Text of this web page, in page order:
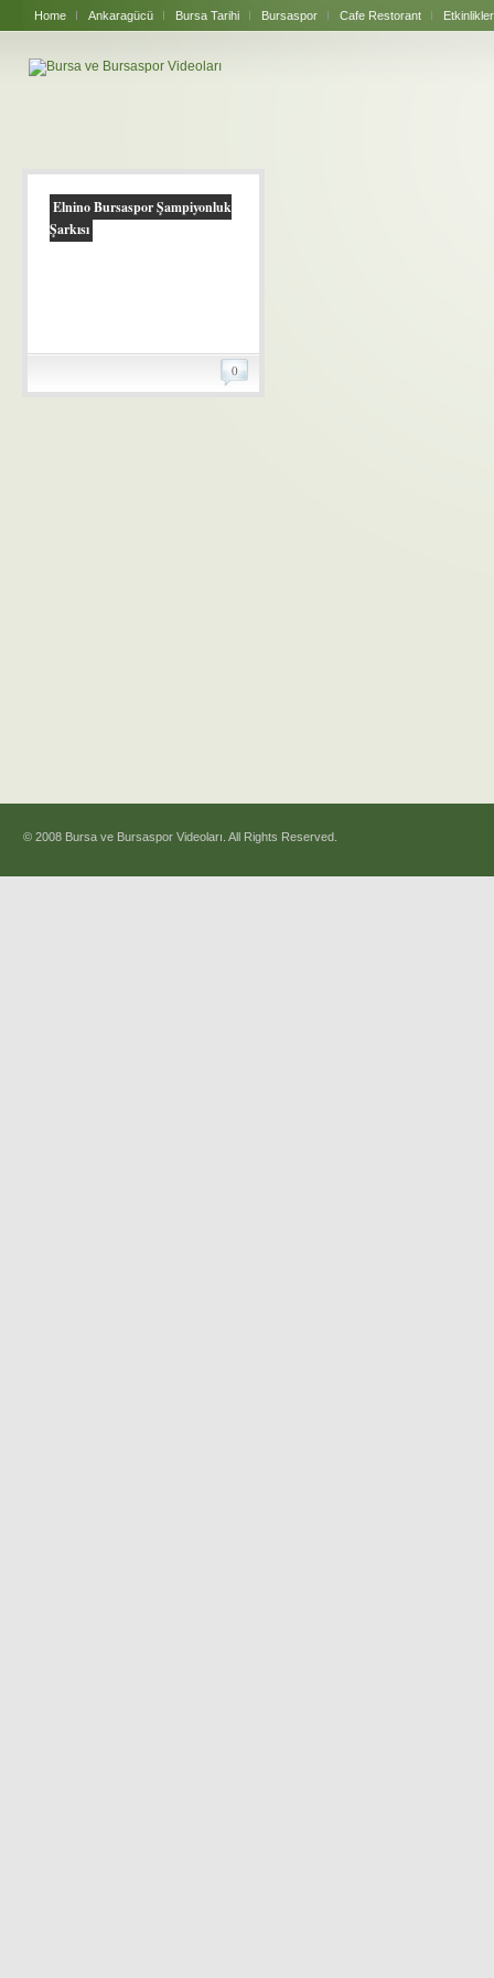
Home Ankaragücü Bursa Tarihi Bursaspor Cafe Restorant Etkinlikler
Elnino Bursaspor Şampiyonluk
Şarkısı
0
© 2008 Bursa ve Bursaspor Videoları. All Rights Reserved.